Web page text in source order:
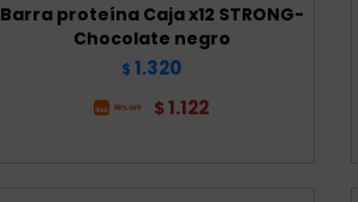
Barra proteína Caja x12 STRONG-
Chocolate negro
$ 1.320
$ 1.122